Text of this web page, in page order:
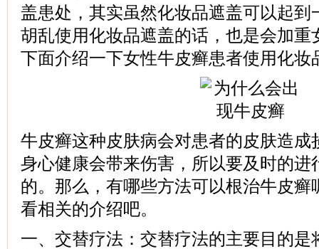
盖患处，其实虽然化妆品遮盖可以起到
胡乱使用化妆品遮盖的话，也是会加重
下面介绍一下女性牛皮癣患者使用化妆
牛皮癣这种皮肤病会对患者的皮肤造成
身心健康会带来伤害，所以要及时的进
的。那么，有哪些方法可以根治牛皮癣
看相关的介绍吧。
一、交替疗法：交替疗法的主要目的是